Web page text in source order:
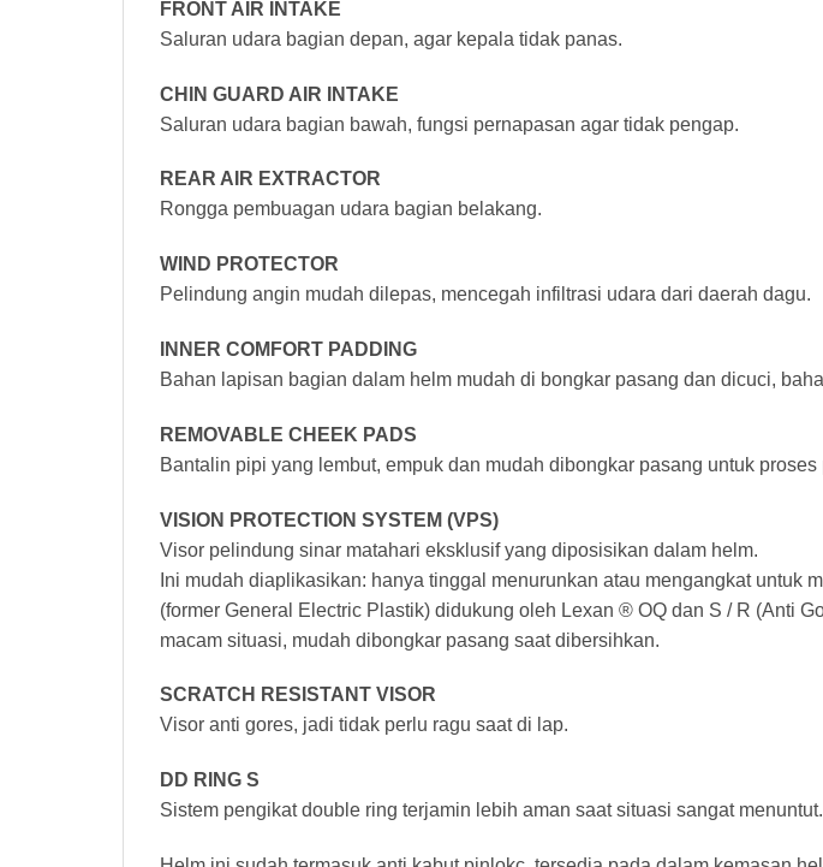
FRONT AIR INTAKE
Saluran udara bagian depan, agar kepala tidak panas.
CHIN GUARD AIR INTAKE
Saluran udara bagian bawah, fungsi pernapasan agar tidak pengap.
REAR AIR EXTRACTOR
Rongga pembuagan udara bagian belakang.
WIND PROTECTOR
Pelindung angin mudah dilepas, mencegah infiltrasi udara dari daerah dagu.
INNER COMFORT PADDING
Bahan lapisan bagian dalam helm mudah di bongkar pasang dan dicuci,
REMOVABLE CHEEK PADS
Bantalin pipi yang lembut, empuk dan mudah dibongkar pasang untuk proses
VISION PROTECTION SYSTEM (VPS)
Visor pelindung sinar matahari eksklusif yang diposisikan dalam helm.
Ini mudah diaplikasikan: hanya tinggal menurunkan atau mengangkat
(former General Electric Plastik) didukung oleh Lexan ® OQ dan S / R (Anti
macam situasi, mudah dibongkar pasang saat dibersihkan.
SCRATCH RESISTANT VISOR
Visor anti gores, jadi tidak perlu ragu saat di lap.
DD RING S
Sistem pengikat double ring terjamin lebih aman saat situasi sangat menuntut.